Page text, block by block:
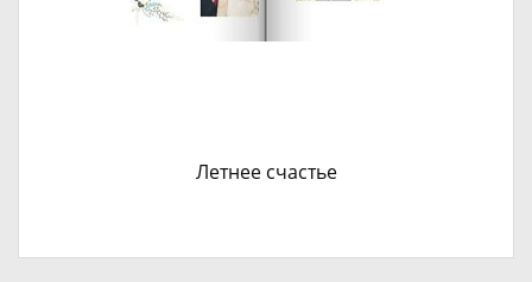
Летнее счастье